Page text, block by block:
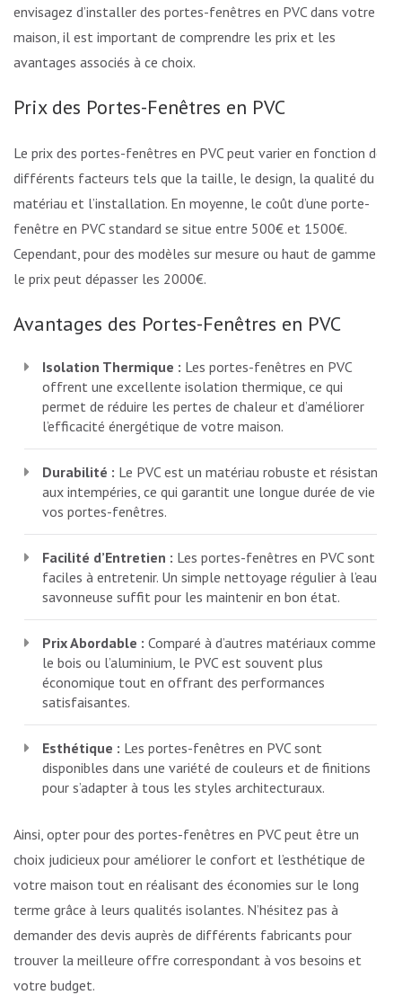
envisagez d’installer des portes-fenêtres en PVC dans votre
maison, il est important de comprendre les prix et les
avantages associés à ce choix.
Prix des Portes-Fenêtres en PVC
Le prix des portes-fenêtres en PVC peut varier en fonction de
différents facteurs tels que la taille, le design, la qualité du
matériau et l’installation. En moyenne, le coût d’une porte-
fenêtre en PVC standard se situe entre 500€ et 1500€.
Cependant, pour des modèles sur mesure ou haut de gamme,
le prix peut dépasser les 2000€.
Avantages des Portes-Fenêtres en PVC
Isolation Thermique : Les portes-fenêtres en PVC
offrent une excellente isolation thermique, ce qui
permet de réduire les pertes de chaleur et d’améliorer
l’efficacité énergétique de votre maison.
Durabilité : Le PVC est un matériau robuste et résistant
aux intempéries, ce qui garantit une longue durée de vie à
vos portes-fenêtres.
Facilité d’Entretien : Les portes-fenêtres en PVC sont
faciles à entretenir. Un simple nettoyage régulier à l’eau
savonneuse suffit pour les maintenir en bon état.
Prix Abordable : Comparé à d’autres matériaux comme
le bois ou l’aluminium, le PVC est souvent plus
économique tout en offrant des performances
satisfaisantes.
Esthétique : Les portes-fenêtres en PVC sont
disponibles dans une variété de couleurs et de finitions
pour s’adapter à tous les styles architecturaux.
Ainsi, opter pour des portes-fenêtres en PVC peut être un
choix judicieux pour améliorer le confort et l’esthétique de
votre maison tout en réalisant des économies sur le long
terme grâce à leurs qualités isolantes. N’hésitez pas à
demander des devis auprès de différents fabricants pour
trouver la meilleure offre correspondant à vos besoins et
votre budget.